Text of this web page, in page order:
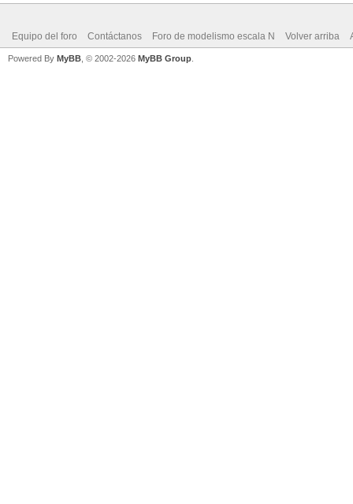
Equipo del foro Contáctanos Foro de modelismo escala N Volver arriba
Powered By MyBB , © 2002-2026 MyBB Group